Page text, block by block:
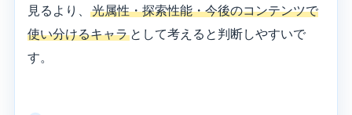
見るより、
光属性・探索性能・今後のコンテンツで
使い分けるキャラ として考えると判断しやすいで
す。